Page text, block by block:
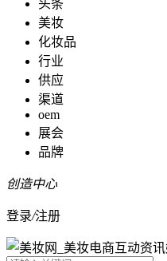
头条
美妆
化妆品
行业
供应
渠道
oem
展会
品牌
创造中心
登录/注册